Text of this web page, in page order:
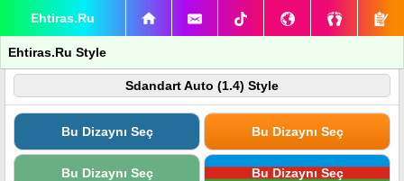
Ehtiras.Ru
Ehtiras.Ru Style
Sdandart Auto (1.4) Style
Bu Dizaynı Seç Bu Dizaynı Seç
Bu Dizaynı Seç Bu Dizaynı Seç